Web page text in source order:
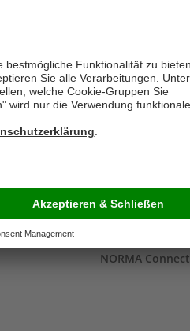
NORMA
NORMA Connect